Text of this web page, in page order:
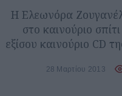
Η Ελεωνόρα
στο καινούριο
εξίσου καινούριο CD
28 Μαρτίου 2013